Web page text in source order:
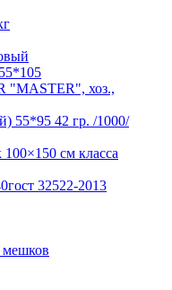
"MASTER", хоз.,
55*95 42 гр. /1000/
см класса
32522-2013
мешков